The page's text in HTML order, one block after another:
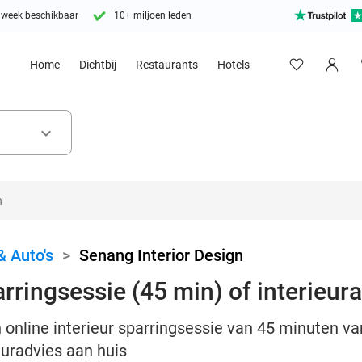
beschikbaar 10+ miljoen leden
Home Dichtbij Restaurants Hotels
keyboard_arrow_down
Auto's > Senang Interior Design
(45 min) of
interieur sparringsessie van 45 minuten
aan huis